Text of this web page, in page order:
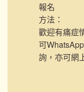
報名
方法：
歡迎有痛症
可
詢，亦可網